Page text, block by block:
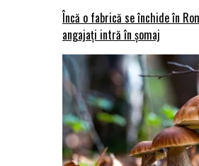
Încă o fabrică se închide în
angajați intră în șomaj